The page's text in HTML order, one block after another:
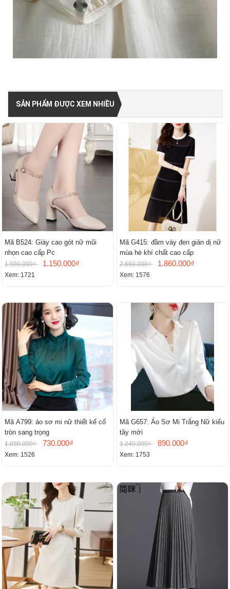
SẢN PHẨM ĐƯỢC XEM NHIỀU
Mã B524: Giày cao gót nữ mũi
nhọn cao cấp Pc
1.590.000₫ 1.150.000₫
Xem: 1721
Mã G415: đầm váy đen giản dị nữ
mùa hè khí chất cao cấp
2.660.000₫ 1.860.000₫
Xem: 1576
Mã A799: áo sơ mi nữ thiết kế cổ
tròn sang trọng
1.030.000₫ 730.000₫
Xem: 1526
Mã G657: Áo Sơ Mi Trắng Nữ kiểu
tây mới
1.240.000₫ 890.000₫
Xem: 1753